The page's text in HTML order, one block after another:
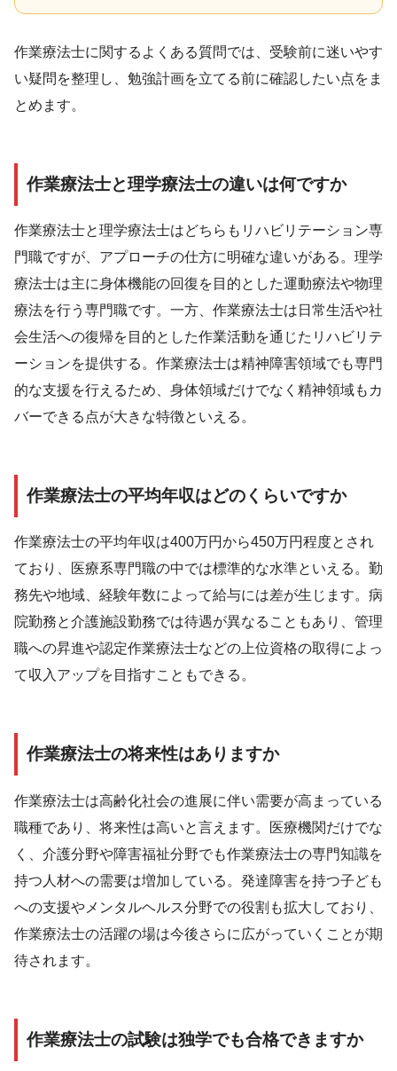
作業療法士に関するよくある質問では、受験前に迷いやす
い疑問を整理し、勉強計画を立てる前に確認したい点をま
とめます。
作業療法士と理学療法士の違いは何ですか
作業療法士と理学療法士はどちらもリハビリテーション専
門職ですが、アプローチの仕方に明確な違いがある。理学
療法士は主に身体機能の回復を目的とした運動療法や物理
療法を行う専門職です。一方、作業療法士は日常生活や社
会生活への復帰を目的とした作業活動を通じたリハビリテ
ーションを提供する。作業療法士は精神障害領域でも専門
的な支援を行えるため、身体領域だけでなく精神領域もカ
バーできる点が大きな特徴といえる。
作業療法士の平均年収はどのくらいですか
作業療法士の平均年収は400万円から450万円程度とされ
ており、医療系専門職の中では標準的な水準といえる。勤
務先や地域、経験年数によって給与には差が生じます。病
院勤務と介護施設勤務では待遇が異なることもあり、管理
職への昇進や認定作業療法士などの上位資格の取得によっ
て収入アップを目指すこともできる。
作業療法士の将来性はありますか
作業療法士は高齢化社会の進展に伴い需要が高まっている
職種であり、将来性は高いと言えます。医療機関だけでな
く、介護分野や障害福祉分野でも作業療法士の専門知識を
持つ人材への需要は増加している。発達障害を持つ子ども
への支援やメンタルヘルス分野での役割も拡大しており、
作業療法士の活躍の場は今後さらに広がっていくことが期
待されます。
作業療法士の試験は独学でも合格できますか